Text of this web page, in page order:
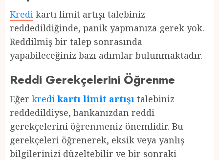
Kredi kartı limit artışı talebiniz
reddedildiğinde, panik yapmanıza gerek yok.
Reddilmiş bir talep sonrasında
yapabileceğiniz bazı adımlar bulunmaktadır.
Reddi Gerekçelerini Öğrenme
Eğer kredi kartı limit artışı talebiniz
reddedildiyse, bankanızdan reddi
gerekçelerini öğrenmeniz önemlidir. Bu
gerekçeleri öğrenerek, eksik veya yanlış
bilgilerinizi düzeltebilir ve bir sonraki